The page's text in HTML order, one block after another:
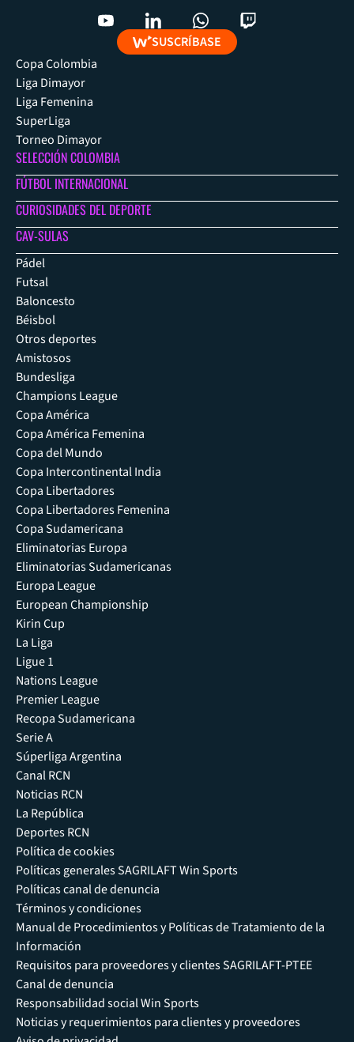
SUSCRÍBASE
Copa Colombia
Liga Dimayor
Liga Femenina
SuperLiga
Torneo Dimayor
SELECCIÓN COLOMBIA
FÚTBOL INTERNACIONAL
CURIOSIDADES DEL DEPORTE
CAV-SULAS
Pádel
Futsal
Baloncesto
Béisbol
Otros deportes
Amistosos
Bundesliga
Champions League
Copa América
Copa América Femenina
Copa del Mundo
Copa Intercontinental India
Copa Libertadores
Copa Libertadores Femenina
Copa Sudamericana
Eliminatorias Europa
Eliminatorias Sudamericanas
Europa League
European Championship
Kirin Cup
La Liga
Ligue 1
Nations League
Premier League
Recopa Sudamericana
Serie A
Súperliga Argentina
Canal RCN
Noticias RCN
La República
Deportes RCN
Política de cookies
Políticas generales SAGRILAFT Win Sports
Políticas canal de denuncia
Términos y condiciones
Manual de Procedimientos y Políticas de Tratamiento de la
Información
Requisitos para proveedores y clientes SAGRILAFT-PTEE
Canal de denuncia
Responsabilidad social Win Sports
Noticias y requerimientos para clientes y proveedores